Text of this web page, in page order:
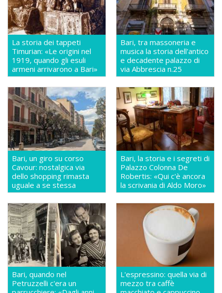
La storia dei tappeti
Timurian: «Le origini nel
1919, quando gli esuli
armeni arrivarono a Bari»
Bari, tra massoneria e
musica la storia dell'antico
e decadente palazzo di
via Abbrescia n.25
Bari, un giro su corso
Cavour: nostalgica via
dello shopping rimasta
uguale a se stessa
Bari, la storia e i segreti di
Palazzo Colonna De
Robertis: «Qui c'è ancora
la scrivania di Aldo Moro»
Bari, quando nel
Petruzzelli c'era un
L'espressino: quella via di
mezzo tra caffè